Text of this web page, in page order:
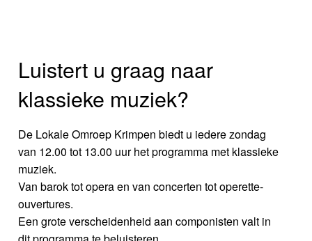
Luistert u graag naar
klassieke muziek?
De Lokale Omroep Krimpen biedt u iedere zondag
van 12.00 tot 13.00 uur het programma met klassieke
muziek.
Van barok tot opera en van concerten tot operette-
ouvertures.
Een grote verscheidenheid aan componisten valt in